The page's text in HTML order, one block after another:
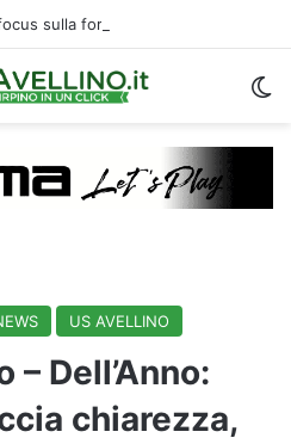
sulla formazione granata
US AVELLINO
Dell’Anno:
chiarezza,